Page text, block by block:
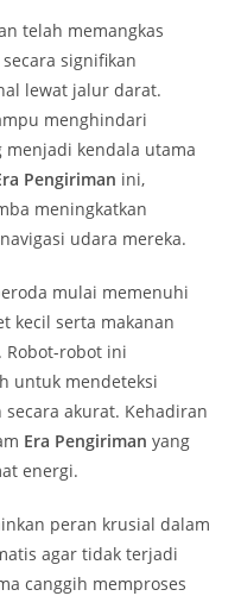
telah memangkas
signifikan
lewat jalur darat.
menghindari
menjadi kendala utama
Pengiriman ini,
meningkatkan
udara mereka.
mulai memenuhi
kecil serta makanan
Robot-robot ini
untuk mendeteksi
akurat. Kehadiran
Era Pengiriman yang
energi.
peran krusial dalam
agar tidak terjadi
canggih memproses